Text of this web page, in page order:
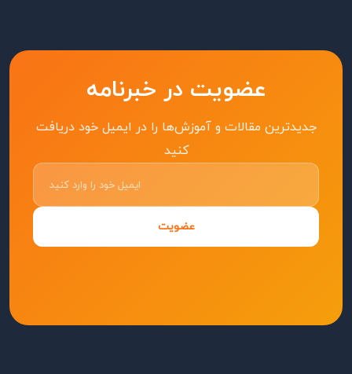
عضویت در خبرنامه
جدیدترین مقالات و آموزش‌ها را در ایمیل خود دریافت
کنید
عضویت